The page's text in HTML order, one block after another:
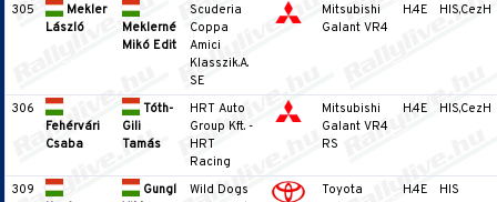
305
Mekler
László
Meklerné
Mikó Edit
Scuderia
Coppa
Amici
Klasszik.A.
SE
Mitsubishi
Galant VR4
H.4E HIS,CezH
306
Fehérvári
Csaba
Tóth-
Gili
Tamás
HRT Auto
Group Kft. -
HRT
Racing
Mitsubishi
Galant VR4
RS
H.4E HIS,CezH
309
Gungl
Wild Dogs
Toyota
H.4E HIS